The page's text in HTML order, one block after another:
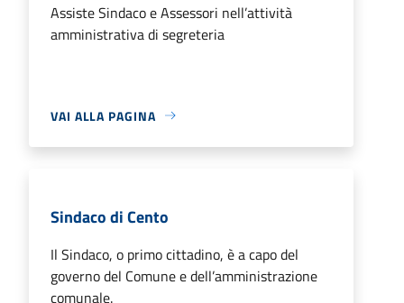
Assiste Sindaco e Assessori nell’attività
amministrativa di segreteria
VAI ALLA PAGINA
Sindaco di Cento
Il Sindaco, o primo cittadino, è a capo del
governo del Comune e dell’amministrazione
comunale.